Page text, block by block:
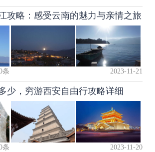
攻略：感受云南的魅力与亲情之旅
条 2023-11-21
少，穷游西安自由行攻略详细
条 2023-11-20